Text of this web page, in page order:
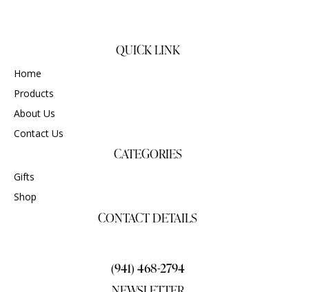
QUICK LINK
Home
Products
About Us
Contact Us
CATEGORIES
Gifts
Shop
CONTACT DETAILS
(941) 468-2794